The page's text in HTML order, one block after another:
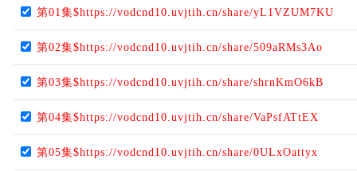
第01集$https://vodcnd10.uvjtih.cn/share/yL1VZUM7KU
第02集$https://vodcnd10.uvjtih.cn/share/509aRMs3Ao
第03集$https://vodcnd10.uvjtih.cn/share/shrnKmO6kB
第04集$https://vodcnd10.uvjtih.cn/share/VaPsfATtEX
第05集$https://vodcnd10.uvjtih.cn/share/0ULxOattyx